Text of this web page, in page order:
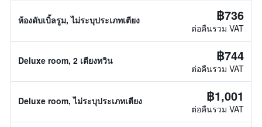
ห้องดับเบิ้ลรูม, ไม่ระบุประเภทเตียง ฿736
ต่อคืนรวม VAT
Deluxe room, 2 เตียงทวิน ฿744
ต่อคืนรวม VAT
Deluxe room, ไม่ระบุประเภทเตียง ฿1,001
ต่อคืนรวม VAT